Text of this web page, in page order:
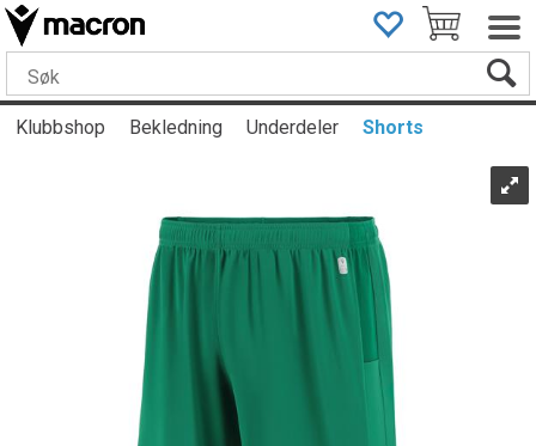
Klubbshop Bekledning Underdeler Shorts